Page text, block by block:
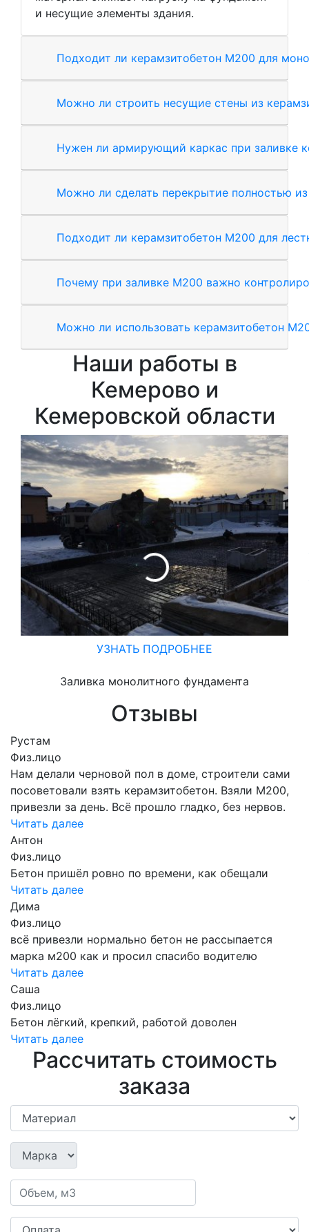
и несущие элементы здания.
Подходит ли керамзитобетон М200 для
Можно ли строить несущие стены из
Нужен ли армирующий каркас при заливке
Можно ли сделать перекрытие полностью
Подходит ли керамзитобетон М200 для
Почему при заливке М200 важно
Можно ли использовать керамзитобетон
Наши работы в
Кемерово и
Кемеровской области
УЗНАТЬ ПОДРОБНЕЕ
Заливка монолитного фундамента
Отзывы
Рустам
Физ.лицо
Нам делали черновой пол в доме, строители сами
посоветовали взять керамзитобетон. Взяли М200,
привезли за день. Всё прошло гладко, без нервов.
Читать далее
Антон
Физ.лицо
Бетон пришёл ровно по времени, как обещали
Читать далее
Дима
Физ.лицо
всё привезли нормально бетон не рассыпается
марка м200 как и просил спасибо водителю
Читать далее
Саша
Физ.лицо
Бетон лёгкий, крепкий, работой доволен
Читать далее
Рассчитать стоимость
заказа